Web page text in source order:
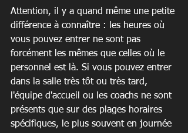
Attention, il y a quand même une petite
différence à connaître : les heures où
vous pouvez entrer ne sont pas
forcément les mêmes que celles où le
personnel est là. Si vous pouvez entrer
dans la salle très tôt ou très tard,
l'équipe d'accueil ou les coachs ne sont
présents que sur des plages horaires
spécifiques, le plus souvent en journée